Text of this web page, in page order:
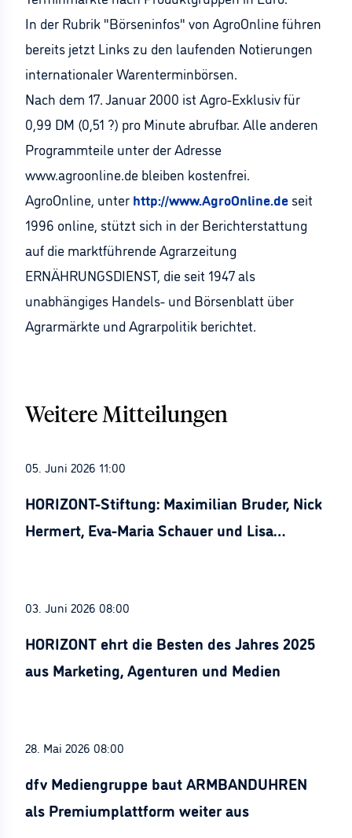
In der Rubrik "Börseninfos" von AgroOnline führen
bereits jetzt Links zu den laufenden Notierungen
internationaler Warenterminbörsen.
Nach dem 17. Januar 2000 ist Agro-Exklusiv für
0,99 DM (0,51 ?) pro Minute abrufbar. Alle anderen
Programmteile unter der Adresse
www.agroonline.de bleiben kostenfrei.
AgroOnline, unter http://www.AgroOnline.de seit
1996 online, stützt sich in der Berichterstattung
auf die marktführende Agrarzeitung
ERNÄHRUNGSDIENST, die seit 1947 als
unabhängiges Handels- und Börsenblatt über
Agrarmärkte und Agrarpolitik berichtet.
Weitere Mitteilungen
05. Juni 2026 11:00
HORIZONT-Stiftung: Maximilian Bruder, Nick
Hermert, Eva-Maria Schauer und Lisa
03. Juni 2026 08:00
HORIZONT ehrt die Besten des Jahres 2025
aus Marketing, Agenturen und Medien
28. Mai 2026 08:00
dfv Mediengruppe baut ARMBANDUHREN
als Premiumplattform weiter aus